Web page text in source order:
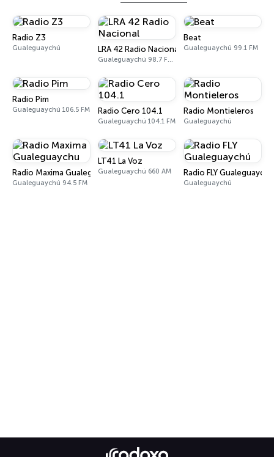
Radio Z3
Gualeguaychú LRA 42 Radio Nacional
Gualeguaychú 98.7 FM - 1310 AM
Beat
Gualeguaychú 99.1 FM
Radio Pim
Gualeguaychú 106.5 FM Radio Cero 104.1
Gualeguaychú 104.1 FM
Radio Montieleros
Gualeguaychú
Radio Maxima Gualeguaychu
Gualeguaychú 94.5 FM
LT41 La Voz
Gualeguaychú 660 AM Radio FLY Gualeguaychú
Gualeguaychú